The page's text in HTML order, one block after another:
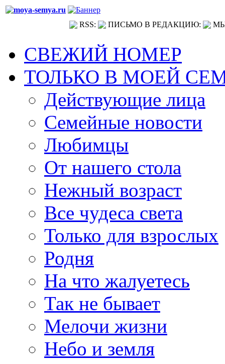
RSS: ПИСЬМО В РЕДАКЦИЮ:
СВЕЖИЙ НОМЕР
ТОЛЬКО В МОЕЙ
Действующие лица
Семейные новости
Любимцы
От нашего стола
Нежный возраст
Все чудеса света
Только для взрослых
Родня
На что жалуетесь
Так не бывает
Мелочи жизни
Небо и земля